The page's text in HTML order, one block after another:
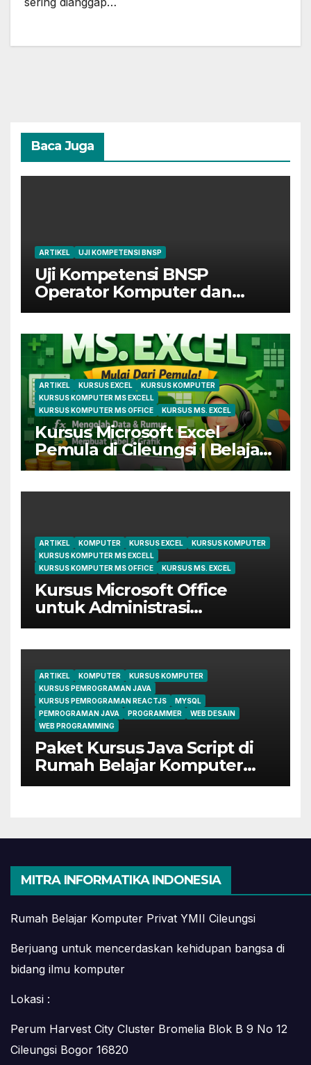
Baca Juga
ARTIKEL UJI KOMPETENSI BNSP
Uji Kompetensi BNSP
Operator Komputer dan
Digital Marketing di Bekasi
ARTIKEL KURSUS EXCEL
KURSUS KOMPUTER
KURSUS KOMPUTER MS EXCELL
KURSUS KOMPUTER MS OFFICE
KURSUS MS. EXCEL
Kursus Microsoft Excel
Pemula di Cileungsi | Belajar
dari Dasar Sampai Mahir
ARTIKEL KOMPUTER KURSUS EXCEL
KURSUS KOMPUTER
KURSUS KOMPUTER MS EXCELL
KURSUS KOMPUTER MS OFFICE
KURSUS MS. EXCEL
Kursus Microsoft Office
untuk Administrasi
Perkantoran di Cileungsi
ARTIKEL KOMPUTER
KURSUS KOMPUTER
KURSUS PEMROGRAMAN JAVA
KURSUS PEMROGRAMAN REACTJS
MYSQL
PEMROGRAMAN JAVA
PROGRAMMER
WEB DESAIN
WEB PROGRAMMING
Paket Kursus Java Script di
Rumah Belajar Komputer
YMII Cileungsi
MITRA INFORMATIKA INDONESIA
Rumah Belajar Komputer Privat YMII Cileungsi
Berjuang untuk mencerdaskan kehidupan bangsa di
bidang ilmu komputer
Lokasi :
Perum Harvest City Cluster Bromelia Blok B 9 No 12
Cileungsi Bogor 16820